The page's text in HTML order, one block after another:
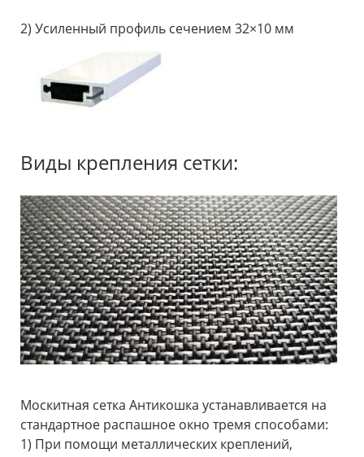
2) Усиленный профиль сечением 32×10 мм
Виды крепления сетки:
Москитная сетка Антикошка устанавливается на
стандартное распашное окно тремя способами:
1) При помощи металлических креплений,